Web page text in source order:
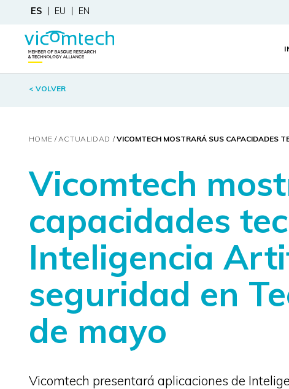
ES EU EN
< VOLVER
HOME ACTUALIDAD VICOMTECH MOSTRARÁ SUS CAPACIDADES
Vicomtech
capacidades
Inteligencia
seguridad en
de mayo
Vicomtech presentará aplicaciones de